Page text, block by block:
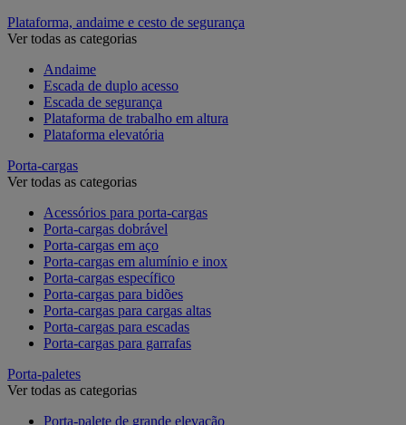
Plataforma, andaime e cesto de segurança
Ver todas as categorias
Andaime
Escada de duplo acesso
Escada de segurança
Plataforma de trabalho em altura
Plataforma elevatória
Porta-cargas
Ver todas as categorias
Acessórios para porta-cargas
Porta-cargas dobrável
Porta-cargas em aço
Porta-cargas em alumínio e inox
Porta-cargas específico
Porta-cargas para bidões
Porta-cargas para cargas altas
Porta-cargas para escadas
Porta-cargas para garrafas
Porta-paletes
Ver todas as categorias
Porta-palete de grande elevação